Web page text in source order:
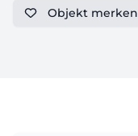
Objekt merken